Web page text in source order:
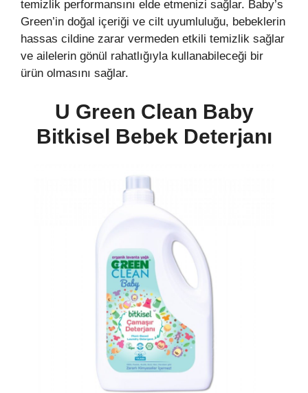
temizlik performansını elde etmenizi sağlar. Baby’s
Green’in doğal içeriği ve cilt uyumluluğu, bebeklerin
hassas cildine zarar vermeden etkili temizlik sağlar
ve ailelerin gönül rahatlığıyla kullanabileceği bir
ürün olmasını sağlar.
U Green Clean Baby
Bitkisel Bebek Deterjanı